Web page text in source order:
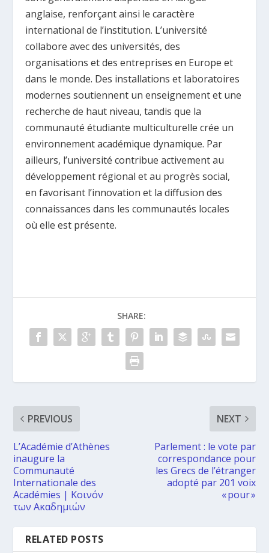
anglaise, renforçant ainsi le caractère
international de l’institution. L’université
collabore avec des universités, des
organisations et des entreprises en Europe et
dans le monde. Des installations et laboratoires
modernes soutiennent un enseignement et une
recherche de haut niveau, tandis que la
communauté étudiante multiculturelle crée un
environnement académique dynamique. Par
ailleurs, l’université contribue activement au
développement régional et au progrès social,
en favorisant l’innovation et la diffusion des
connaissances dans les communautés locales
où elle est présente.
SHARE:
PREVIOUS
L’Académie d’Athènes
inaugure la
Communauté
Internationale des
Académies | Κοινόν
των Ακαδημιών
NEXT
Parlement : le vote par
correspondance pour
les Grecs de l’étranger
adopté par 201 voix
« pour »
RELATED POSTS